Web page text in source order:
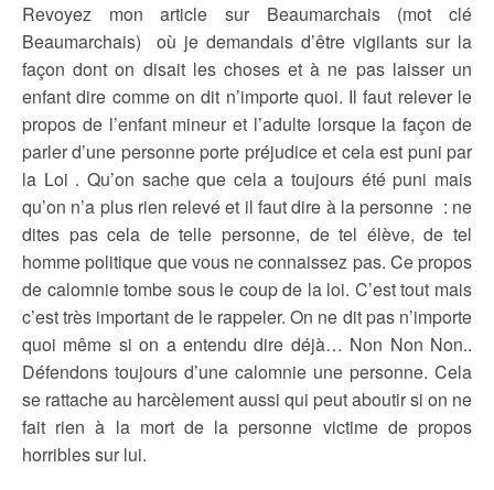
Revoyez mon article sur Beaumarchais (mot clé
Beaumarchais) où je demandais d’être vigilants sur la
façon dont on disait les choses et à ne pas laisser un
enfant dire comme on dit n’importe quoi. Il faut relever le
propos de l’enfant mineur et l’adulte lorsque la façon de
parler d’une personne porte préjudice et cela est puni par
la Loi . Qu’on sache que cela a toujours été puni mais
qu’on n’a plus rien relevé et il faut dire à la personne : ne
dites pas cela de telle personne, de tel élève, de tel
homme politique que vous ne connaissez pas. Ce propos
de calomnie tombe sous le coup de la loi. C’est tout mais
c’est très important de le rappeler. On ne dit pas n’importe
quoi même si on a entendu dire déjà… Non Non Non..
Défendons toujours d’une calomnie une personne. Cela
se rattache au harcèlement aussi qui peut aboutir si on ne
fait rien à la mort de la personne victime de propos
horribles sur lui.